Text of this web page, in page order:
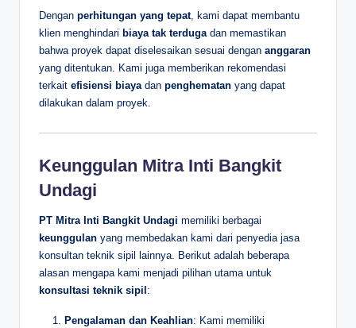
Dengan perhitungan yang tepat, kami dapat membantu
klien menghindari biaya tak terdugadan memastikan
bahwa proyek dapat diselesaikan sesuai dengan anggaran
yang ditentukan. Kami juga memberikan rekomendasi
terkait efisiensi biayadan penghematan yang dapat
dilakukan dalam proyek.
Keunggulan Mitra Inti Bangkit
Undagi
PT Mitra Inti Bangkit Undagi memiliki berbagai
keunggulan yang membedakan kami dari penyedia jasa
konsultan teknik sipil lainnya. Berikut adalah beberapa
alasan mengapa kami menjadi pilihan utama untuk
konsultasi teknik sipil :
Pengalaman dan Keahlian: Kami memiliki